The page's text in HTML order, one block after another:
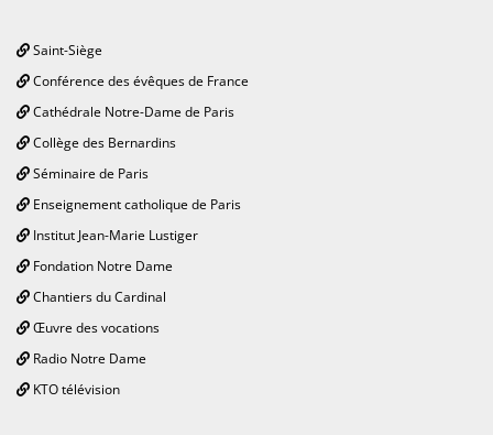
Saint-Siège
Conférence des évêques de France
Cathédrale Notre-Dame de Paris
Collège des Bernardins
Séminaire de Paris
Enseignement catholique de Paris
Institut Jean-Marie Lustiger
Fondation Notre Dame
Chantiers du Cardinal
Œuvre des vocations
Radio Notre Dame
KTO télévision